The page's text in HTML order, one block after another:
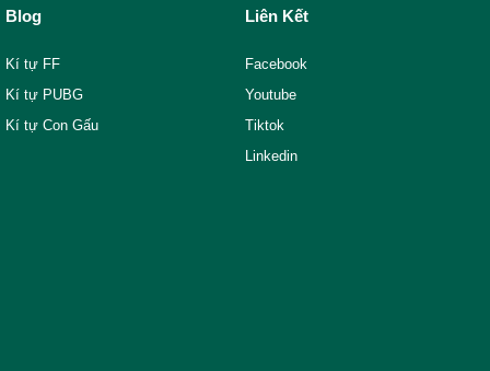
Blog
Kí tự FF
Kí tự PUBG
Kí tự Con Gấu
Liên Kết
Facebook
Youtube
Tiktok
Linkedin